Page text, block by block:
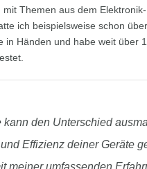
Themen aus dem
ich beispielsweise schon
in Händen und habe weit über
den Unterschied
Effizienz deiner Geräte
meiner umfassenden